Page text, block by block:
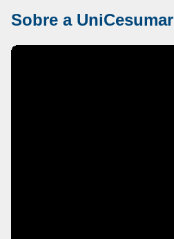
Sobre a UniCesumar